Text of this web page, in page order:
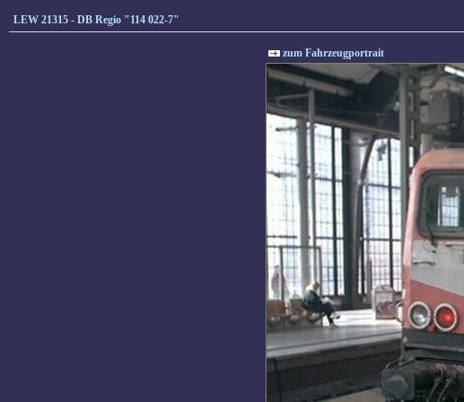
LEW 21315 - DB Regio "114 022-7"
zum Fahrzeugportrait